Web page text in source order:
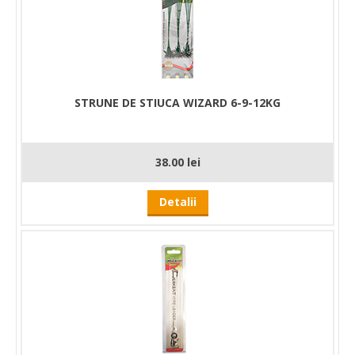
STRUNE DE STIUCA WIZARD 6-9-12KG
38.00 lei
Detalii